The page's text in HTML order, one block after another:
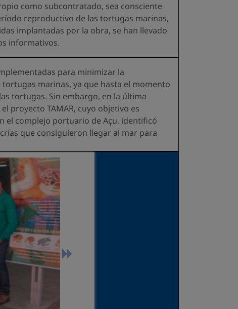
como subcontratado, sea consciente
reproductivo de las tortugas marinas,
implantadas por la obra, se han llevado
informativos.
para minimizar la
marinas, ya que hasta el momento
tortugas. Sin embargo, en la última
proyecto TAMAR, cuyo objetivo es
el complejo portuario de Açu, identificó
que consiguieron llegar al mar para